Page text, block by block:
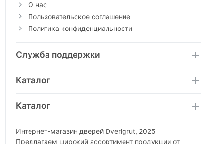
О нас
Пользовательское соглашение
Политика конфиденциальности
Служба поддержки
Каталог
Каталог
Интернет-магазин дверей Dverigrut, 2025
Предлагаем широкий ассортимент продукции от